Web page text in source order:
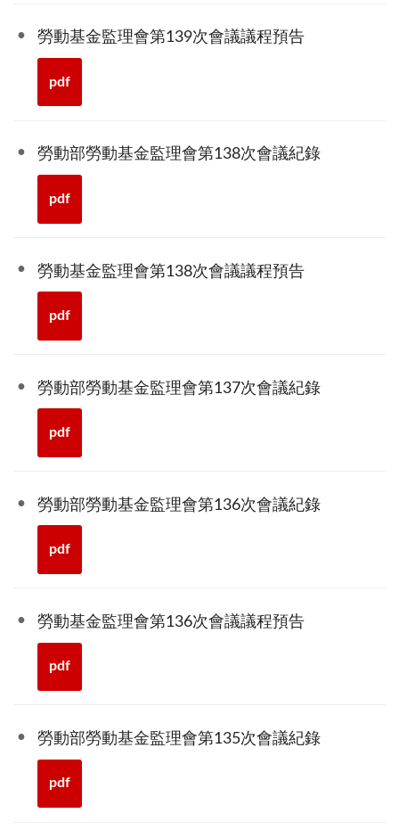
勞動基金監理會第139次會議議程預告
pdf
勞動部勞動基金監理會第138次會議紀錄
pdf
勞動基金監理會第138次會議議程預告
pdf
勞動部勞動基金監理會第137次會議紀錄
pdf
勞動部勞動基金監理會第136次會議紀錄
pdf
勞動基金監理會第136次會議議程預告
pdf
勞動部勞動基金監理會第135次會議紀錄
pdf